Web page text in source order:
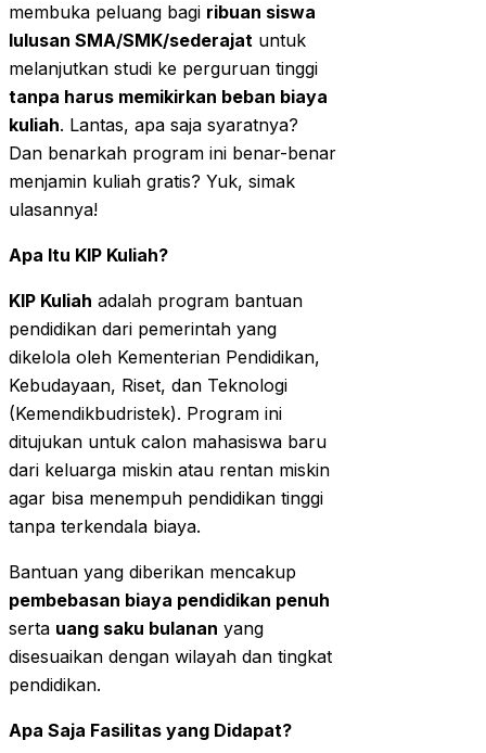
membuka peluang bagi ribuan siswa
lulusan SMA/SMK/sederajat untuk
melanjutkan studi ke perguruan tinggi
tanpa harus memikirkan beban biaya
kuliah. Lantas, apa saja syaratnya?
Dan benarkah program ini benar-benar
menjamin kuliah gratis? Yuk, simak
ulasannya!
Apa Itu KIP Kuliah?
KIP Kuliah adalah program bantuan
pendidikan dari pemerintah yang
dikelola oleh Kementerian Pendidikan,
Kebudayaan, Riset, dan Teknologi
(Kemendikbudristek). Program ini
ditujukan untuk calon mahasiswa baru
dari keluarga miskin atau rentan miskin
agar bisa menempuh pendidikan tinggi
tanpa terkendala biaya.
Bantuan yang diberikan mencakup
pembebasan biaya pendidikan penuh
serta uang saku bulanan yang
disesuaikan dengan wilayah dan tingkat
pendidikan.
Apa Saja Fasilitas yang Didapat?